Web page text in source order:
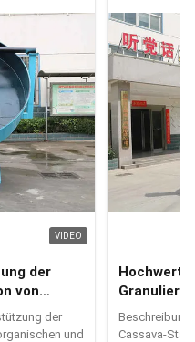
VIDEO
der
von
der
und
Beschreibung
Cassava-